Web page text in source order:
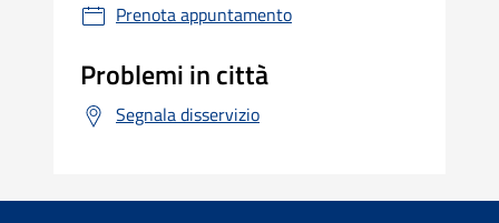
Prenota appuntamento
Problemi in città
Segnala disservizio